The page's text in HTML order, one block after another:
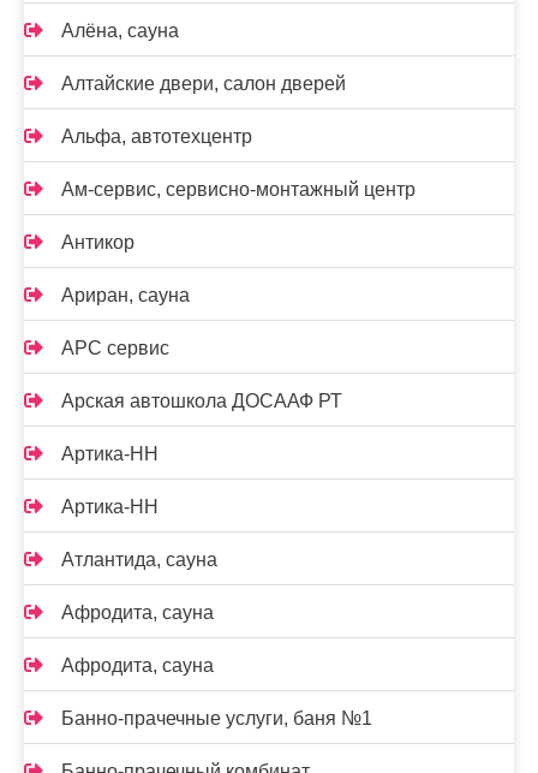
Алёна, сауна
Алтайские двери, салон дверей
Альфа, автотехцентр
Ам-сервис, сервисно-монтажный центр
Антикор
Ариран, сауна
АРС сервис
Арская автошкола ДОСААФ РТ
Артика-НН
Артика-НН
Атлантида, сауна
Афродита, сауна
Афродита, сауна
Банно-прачечные услуги, баня №1